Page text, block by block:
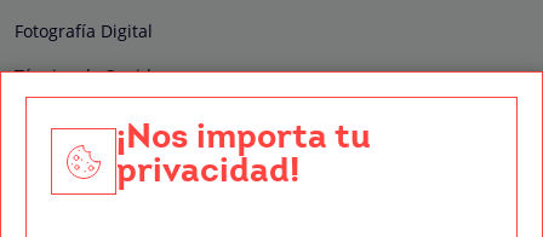
Fotografía Digital
Técnico de Sonido
Edición y Postproducción de Vídeo
Nuestros sellos de calidad
¡Nos importa tu
privacidad!